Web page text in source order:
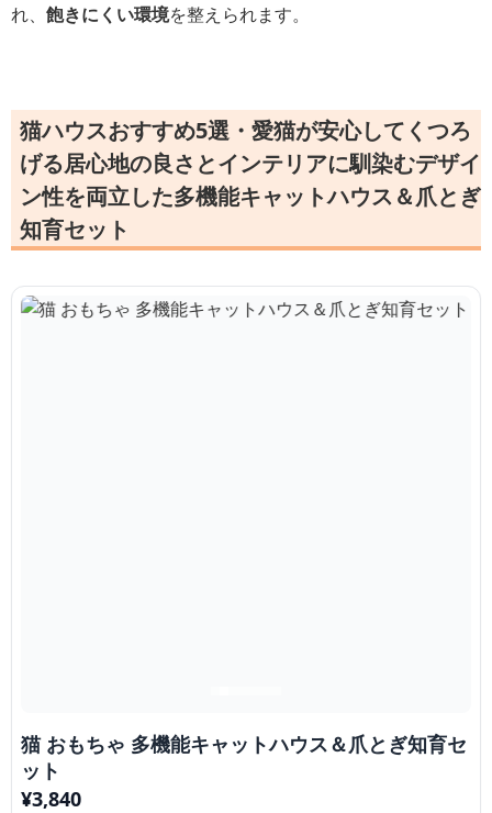
れ、 飽きにくい環境を整えられます。
猫ハウスおすすめ5選・愛猫が安心してくつろ
げる居心地の良さとインテリアに馴染むデザイ
ン性を両立した多機能キャットハウス＆爪とぎ
知育セット
猫 おもちゃ 多機能キャットハウス＆爪とぎ知育セ
ット
¥3,840